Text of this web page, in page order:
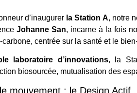
d’inaugurer la Station A, notre
Johanne San, incarne à la fois
centrée sur la santé et le
laboratoire d’innovations, la
biosourcée, mutualisation des
mouvement : le Design Actif